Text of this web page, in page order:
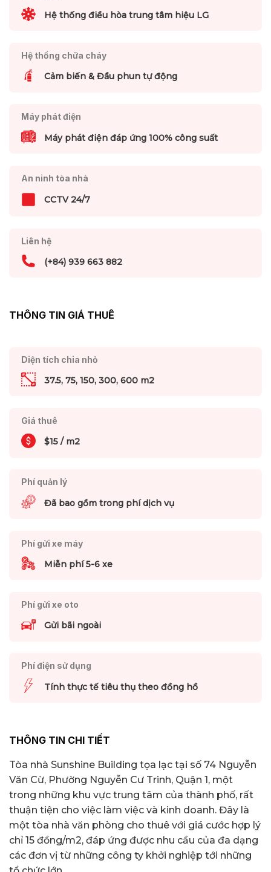
Hệ thống điều hòa trung tâm hiệu LG
Hệ thống chữa cháy
Cảm biến & Đầu phun tự động
Máy phát điện
Máy phát điện đáp ứng 100% công suất
An ninh tòa nhà
CCTV 24/7
Liên hệ
(+84) 939 663 882
THÔNG TIN GIÁ THUÊ
Diện tích chia nhỏ
37.5, 75, 150, 300, 600 m2
Giá thuê
$15 / m2
Phí quản lý
Đã bao gồm trong phí dịch vụ
Phí gửi xe máy
Miễn phí 5-6 xe
Phí gửi xe oto
Gửi bãi ngoài
Phí điện sử dụng
Tính thực tế tiêu thụ theo đồng hồ
THÔNG TIN CHI TIẾT
Tòa nhà Sunshine Building tọa lạc tại số 74 Nguyễn
Văn Cừ, Phường Nguyễn Cư Trinh, Quận 1, một
trong những khu vực trung tâm của thành phố, rất
thuận tiện cho việc làm việc và kinh doanh. Đây là
một tòa nhà văn phòng cho thuê với giá cước hợp lý
chỉ 15 đồng/m2, đáp ứng được nhu cầu của đa dạng
các đơn vị từ những công ty khởi nghiệp tới những